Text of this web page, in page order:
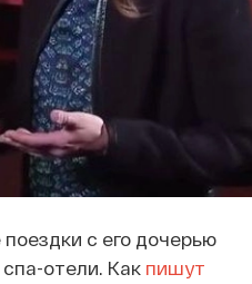
с его дочерью
отели. Как пишут